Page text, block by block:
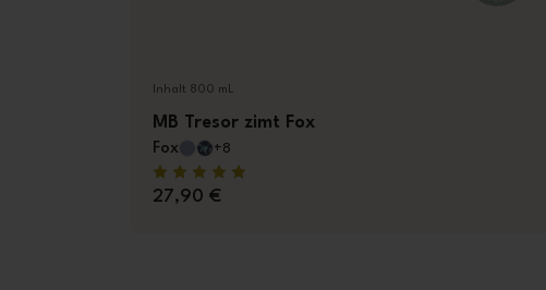
Inhalt 800 mL
MB Tresor zimt Fox
Fox +8
27,90 €